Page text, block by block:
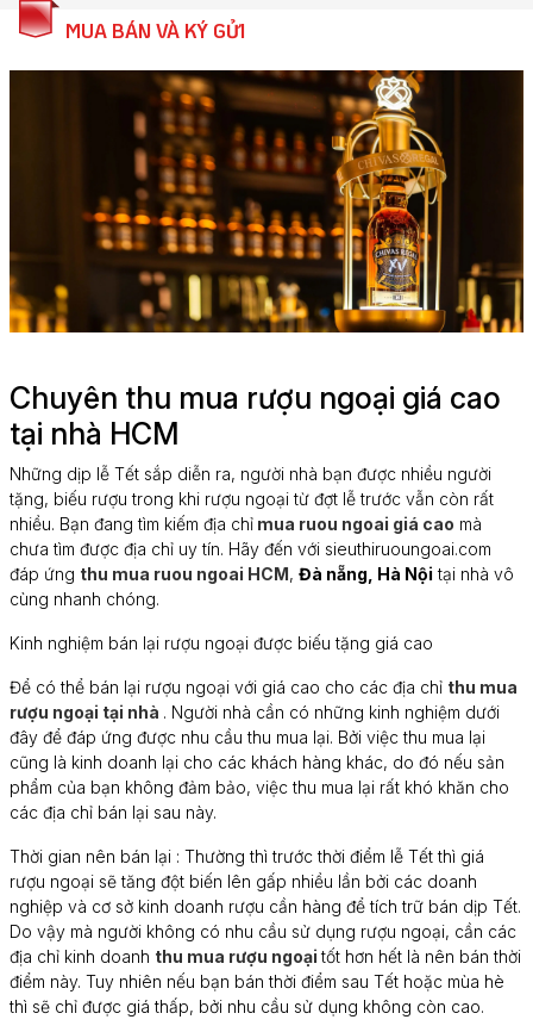
MUA BÁN VÀ KÝ GỬI
Chuyên thu mua rượu ngoại giá cao
tại nhà HCM
Những dịp lễ Tết sắp diễn ra, người nhà bạn được nhiều người
tặng, biếu rượu trong khi rượu ngoại từ đợt lễ trước vẫn còn rất
nhiều. Bạn đang tìm kiếm địa chỉ mua ruou ngoai giá cao mà
chưa tìm được địa chỉ uy tín. Hãy đến với sieuthiruoungoai.com
đáp ứng thu mua ruou ngoai HCM, Đà nẵng, Hà Nội tại nhà vô
cùng nhanh chóng.
Kinh nghiệm bán lại rượu ngoại được biếu tặng giá cao
Để có thể bán lại rượu ngoại với giá cao cho các địa chỉ thu mua
rượu ngoại tại nhà . Người nhà cần có những kinh nghiệm dưới
đây để đáp ứng được nhu cầu thu mua lại. Bởi việc thu mua lại
cũng là kinh doanh lại cho các khách hàng khác, do đó nếu sản
phẩm của bạn không đảm bảo, việc thu mua lại rất khó khăn cho
các địa chỉ bán lại sau này.
Thời gian nên bán lại : Thường thì trước thời điểm lễ Tết thì giá
rượu ngoại sẽ tăng đột biến lên gấp nhiều lần bởi các doanh
nghiệp và cơ sở kinh doanh rượu cần hàng để tích trữ bán dịp Tết.
Do vậy mà người không có nhu cầu sử dụng rượu ngoại, cần các
địa chỉ kinh doanh thu mua rượu ngoạitốt hơn hết là nên bán thời
điểm này. Tuy nhiên nếu bạn bán thời điểm sau Tết hoặc mùa hè
thì sẽ chỉ được giá thấp, bởi nhu cầu sử dụng không còn cao.